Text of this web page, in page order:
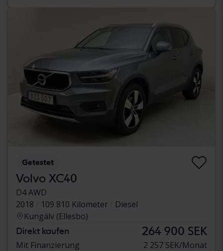
Getestet
Volvo XC40
D4 AWD
2018
109 810 Kilometer
Diesel
Kungälv (Ellesbo)
Direkt kaufen 264 900 SEK
Mit Finanzierung 2 257 SEK/Monat